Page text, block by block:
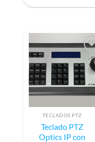
TECLADOS PTZ
Teclado PTZ
Optics IP con